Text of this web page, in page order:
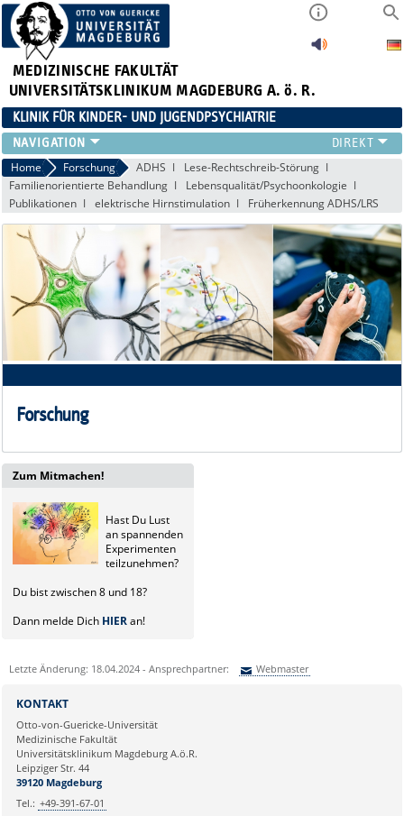
MEDIZINISCHE FAKULTÄT
UNIVERSITÄTSKLINIKUM MAGDEBURG A. ö. R.
KLINIK FÜR KINDER- UND JUGENDPSYCHIATRIE
FORSCHUNG
LEHRE
KLINIK
NEWS
STUDIENTEILNAHME
TEAM
INFOS
KONTAKT
Home Forschung ADHS
Lese-Rechtschreib-Störung
Familienorientierte Behandlung
Lebensqualität/Psychoonkologie
Publikationen
elektrische Hirnstimulation Früherkennung ADHS/LRS
Forschung
Zum Mitmachen!
Hast Du Lust
an spannenden
Experimenten
teilzunehmen?
Du bist zwischen 8 und 18?
Dann melde Dich HIERan!
Letzte Änderung: 18.04.2024 - Ansprechpartner: Webmaster
Ihre E-Mailadresse:
Ihr Anliegen:
KONTAKT
Otto-von-Guericke-Universität
Medizinische Fakultät
Universitätsklinikum Magdeburg A.ö.R.
Leipziger Str. 44
39120 Magdeburg
Tel.: +49-391-67-01